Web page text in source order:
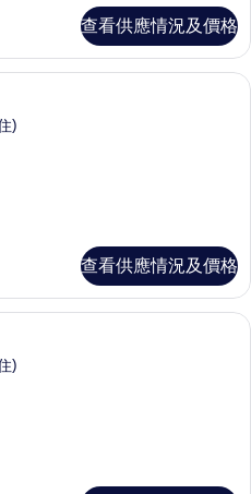
查看供應情況及價格
房內夾萬、遮光窗簾/窗簾、隔音、熨
)
查看供應情況及價格
房內夾萬、遮光窗簾/窗簾、隔音、熨
)